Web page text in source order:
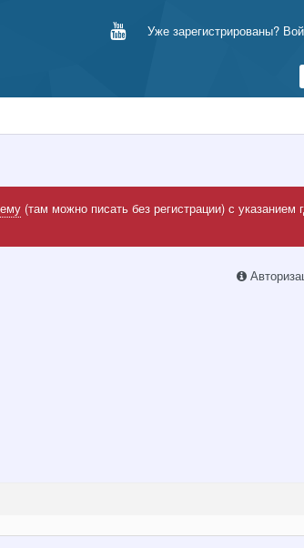
Уже зарегистрированы?
(там можно писать без регистрации) с указанием